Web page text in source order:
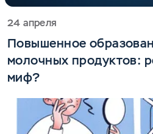
24 апреля
Повышенное
молочных продуктов:
миф?